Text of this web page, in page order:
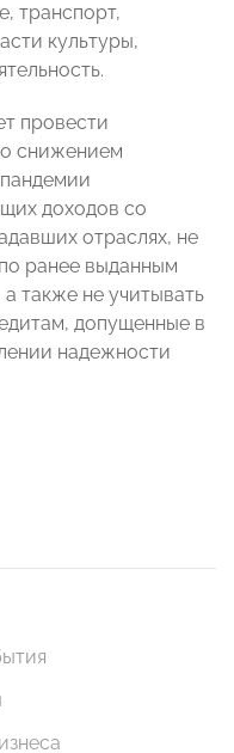
транспорт,
культуры,
провести
снижением
доходов со
отраслях, не
ранее выданным
также не учитывать
допущенные в
надежности